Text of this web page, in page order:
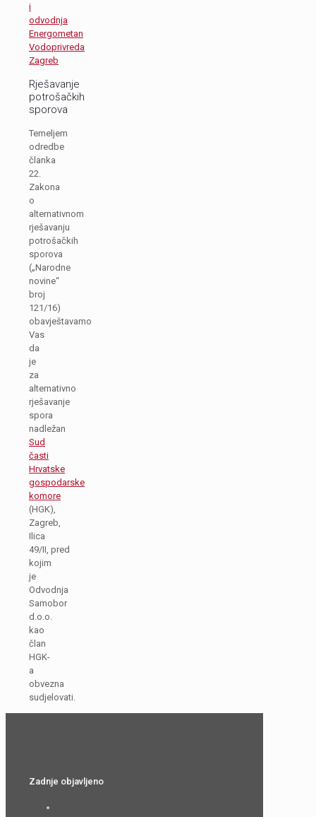
i
odvodnja
Energometan
Vodoprivreda
Zagreb
Rješavanje
potrošačkih
sporova
Temeljem
odredbe
članka
22.
Zakona
o
alternativnom
rješavanju
potrošačkih
sporova
(„Narodne
novine“
broj
121/16)
obavještavamo
Vas
da
je
za
alternativno
rješavanje
spora
nadležan
Sud
časti
Hrvatske
gospodarske
komore
(HGK),
Zagreb,
Ilica
49/II, pred
kojim
je
Odvodnja
Samobor
d.o.o.
kao
član
HGK-
a
obvezna
sudjelovati.
Zadnje objavljeno